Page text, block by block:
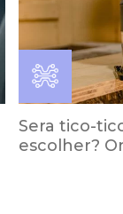
Sera tico-
escolher?